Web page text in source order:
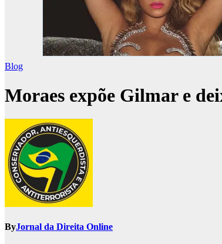
Blog
Moraes expõe Gilmar e
ByJornal da Direita Online